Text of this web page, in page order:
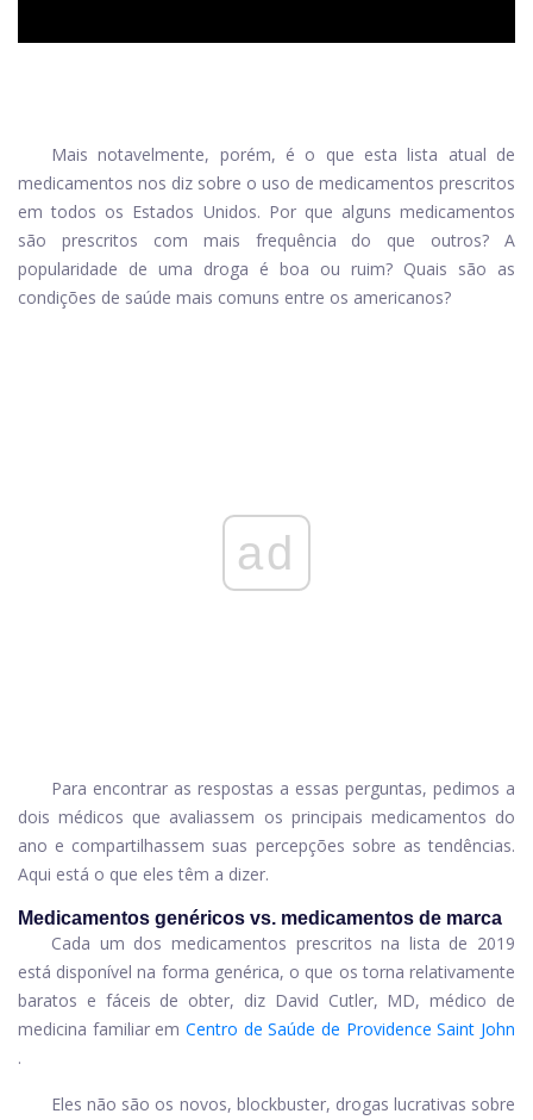
Mais notavelmente, porém, é o que esta lista atual de
medicamentos nos diz sobre o uso de medicamentos prescritos
em todos os Estados Unidos. Por que alguns medicamentos
são prescritos com mais frequência do que outros? A
popularidade de uma droga é boa ou ruim? Quais são as
condições de saúde mais comuns entre os americanos?
ad
Para encontrar as respostas a essas perguntas, pedimos a
dois médicos que avaliassem os principais medicamentos do
ano e compartilhassem suas percepções sobre as tendências.
Aqui está o que eles têm a dizer.
Medicamentos genéricos vs. medicamentos de marca
Cada um dos medicamentos prescritos na lista de 2019
está disponível na forma genérica, o que os torna relativamente
baratos e fáceis de obter, diz David Cutler, MD, médico de
medicina familiar em Centro de Saúde de Providence Saint John
.
Eles não são os novos, blockbuster, drogas lucrativas sobre